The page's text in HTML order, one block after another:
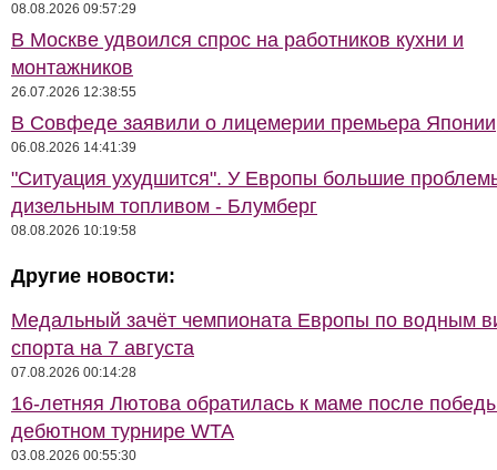
08.08.2026 09:57:29
В Москве удвоился спрос на работников кухни и
монтажников
26.07.2026 12:38:55
В Совфеде заявили о лицемерии премьера Японии
06.08.2026 14:41:39
"Ситуация ухудшится". У Европы большие
дизельным топливом - Блумберг
08.08.2026 10:19:58
Другие новости:
Медальный зачёт чемпионата Европы по водным
спорта на 7 августа
07.08.2026 00:14:28
16-летняя Лютова обратилась к маме после
дебютном турнире WTA
03.08.2026 00:55:30